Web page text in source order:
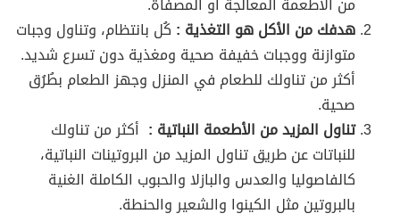
هدفك من الأكل هو التغذية : كُل بانتظام، وتناول وجبات
متوازنة ووجبات خفيفة صحية ومغذية دون تسرع شديد.
أكثر من تناولك للطعام في المنزل وجهز الطعام بطُرُق
صحية.
تناول المزيد من الأطعمة النباتية : أكثر من تناولك
للنباتات عن طريق تناول المزيد من البروتينات النباتية،
كالفاصوليا والعدس والبازلا والحبوب الكاملة الغنية
بالبروتين مثل الكينوا والشعير والحنطة.